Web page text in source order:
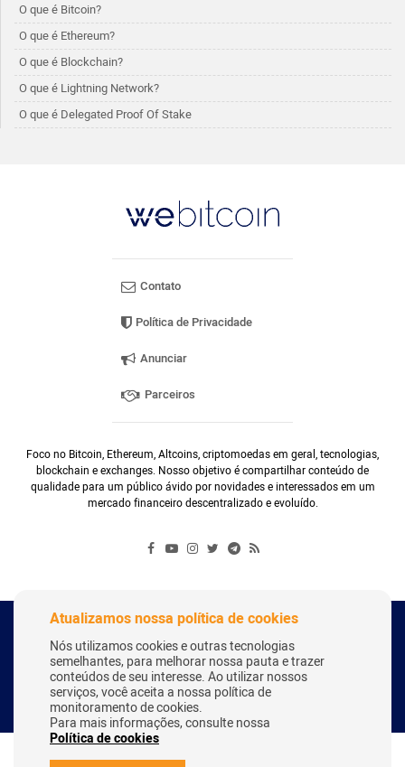
O que é Bitcoin?
O que é Ethereum?
O que é Blockchain?
O que é Lightning Network?
O que é Delegated Proof Of Stake
Contato
Política de Privacidade
Anunciar
Parceiros
Foco no Bitcoin, Ethereum, Altcoins, criptomoedas em geral, tecnologias,
blockchain e exchanges. Nosso objetivo é compartilhar conteúdo de
qualidade para um público ávido por novidades e interessados em um
mercado financeiro descentralizado e evoluído.
Copyright Webitcoin 2018 - Todos os Direitos Reservados
Desenvolvido por: Herick Correa
Atualizamos nossa política de cookies
Nós utilizamos cookies e outras tecnologias
semelhantes, para melhorar nossa pauta e trazer
conteúdos de seu interesse. Ao utilizar nossos
serviços, você aceita a nossa política de
monitoramento de cookies.
Para mais informações, consulte nossa
Política de cookies